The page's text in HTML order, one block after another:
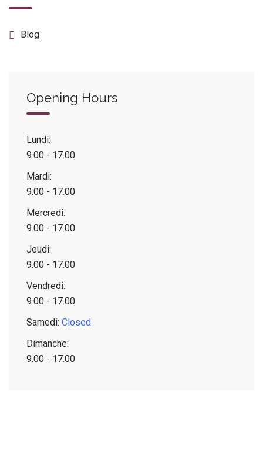
Blog
Opening Hours
Lundi:
9.00 - 17.00
Mardi:
9.00 - 17.00
Mercredi:
9.00 - 17.00
Jeudi:
9.00 - 17.00
Vendredi:
9.00 - 17.00
Samedi: Closed
Dimanche:
9.00 - 17.00